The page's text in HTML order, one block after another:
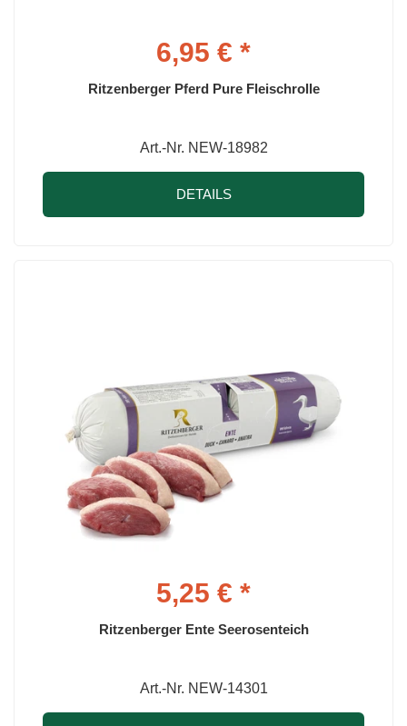
6,95 € *
Ritzenberger Pferd Pure Fleischrolle
Art.-Nr. NEW-18982
DETAILS
5,25 € *
Ritzenberger Ente Seerosenteich
Art.-Nr. NEW-14301